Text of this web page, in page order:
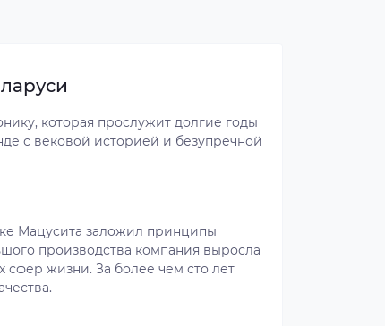
которая прослужит долгие годы
с вековой историей и безупречной
Мацусита заложил принципы
производства компания выросла
жизни. За более чем сто лет